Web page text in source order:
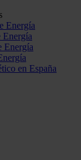
Energía
Energía
Energía
en España